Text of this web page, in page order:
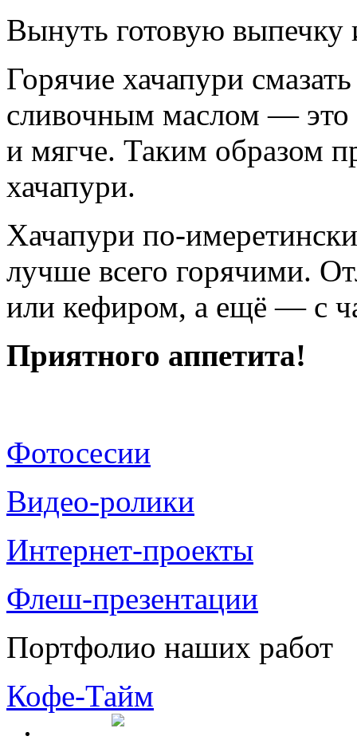
Вынуть готовую выпечку
Горячие хачапури
сливочным маслом — это
и мягче. Таким образом
хачапури.
Хачапури по-
лучше всего горячими.
или кефиром, а ещё — с
Приятного аппетита!
Фотосесии
Видео-ролики
Интернет-проекты
Флеш-презентации
Портфолио наших работ
Кофе-Тайм